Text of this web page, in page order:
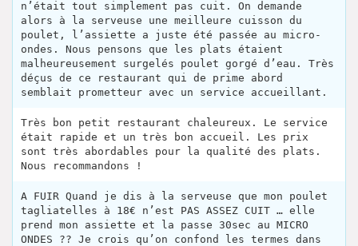
n’était tout simplement pas cuit. On demande
alors à la serveuse une meilleure cuisson du
poulet, l’assiette a juste été passée au micro-
ondes. Nous pensons que les plats étaient
malheureusement surgelés poulet gorgé d’eau. Très
déçus de ce restaurant qui de prime abord
semblait prometteur avec un service accueillant.
Très bon petit restaurant chaleureux. Le service
était rapide et un très bon accueil. Les prix
sont très abordables pour la qualité des plats.
Nous recommandons !
A FUIR Quand je dis à la serveuse que mon poulet
tagliatelles à 18€ n’est PAS ASSEZ CUIT … elle
prend mon assiette et la passe 30sec au MICRO
ONDES ?? Je crois qu’on confond les termes dans